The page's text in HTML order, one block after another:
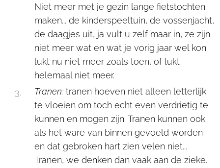
Niet meer met je gezin lange fietstochten
maken... de kinderspeeltuin, de vossenjacht,
de daagjes uit, ja vult u zelf maar in, ze zijn
niet meer wat en wat je vorig jaar wel kon
lukt nu niet meer zoals toen, of lukt
helemaal niet meer.
Tranen: tranen hoeven niet alleen letterlijk
te vloeien om toch echt even verdrietig te
kunnen en mogen zijn. Tranen kunnen ook
als het ware van binnen gevoeld worden
en dat gebroken hart zien velen niet...
Tranen, we denken dan vaak aan de zieke.